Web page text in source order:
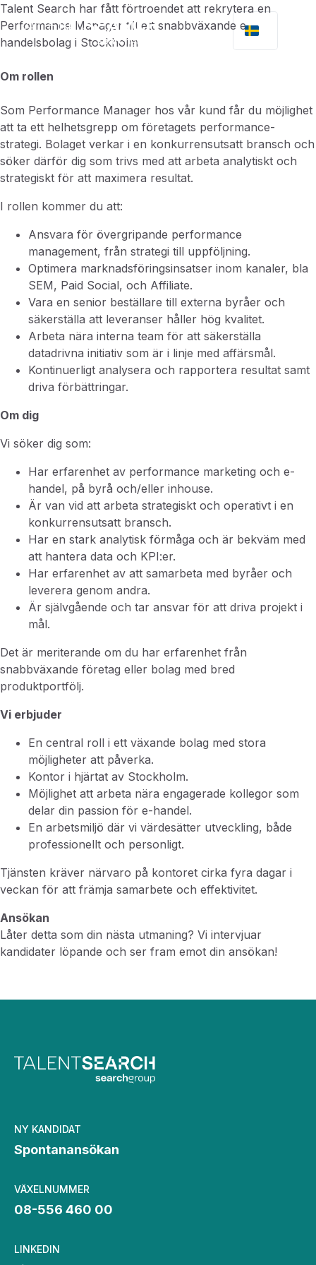
Talent Search har fått förtroendet att rekrytera en
Performance Manager till ett snabbväxande e-
handelsbolag i Stockholm
Om rollen
Som Performance Manager hos vår kund får du möjlighet
att ta ett helhetsgrepp om företagets performance-
strategi. Bolaget verkar i en konkurrensutsatt bransch och
söker därför dig som trivs med att arbeta analytiskt och
strategiskt för att maximera resultat.
I rollen kommer du att:
Ansvara för övergripande performance
management, från strategi till uppföljning.
Optimera marknadsföringsinsatser inom kanaler, bla
SEM, Paid Social, och Affiliate.
Vara en senior beställare till externa byråer och
säkerställa att leveranser håller hög kvalitet.
Arbeta nära interna team för att säkerställa
datadrivna initiativ som är i linje med affärsmål.
Kontinuerligt analysera och rapportera resultat samt
driva förbättringar.
Om dig
Vi söker dig som:
Har erfarenhet av performance marketing och e-
handel, på byrå och/eller inhouse.
Är van vid att arbeta strategiskt och operativt i en
konkurrensutsatt bransch.
Har en stark analytisk förmåga och är bekväm med
att hantera data och KPI:er.
Har erfarenhet av att samarbeta med byråer och
leverera genom andra.
Är självgående och tar ansvar för att driva projekt i
mål.
Det är meriterande om du har erfarenhet från
snabbväxande företag eller bolag med bred
produktportfölj.
Vi erbjuder
En central roll i ett växande bolag med stora
möjligheter att påverka.
Kontor i hjärtat av Stockholm.
Möjlighet att arbeta nära engagerade kollegor som
delar din passion för e-handel.
En arbetsmiljö där vi värdesätter utveckling, både
professionellt och personligt.
Tjänsten kräver närvaro på kontoret cirka fyra dagar i
veckan för att främja samarbete och effektivitet.
Ansökan
Låter detta som din nästa utmaning? Vi intervjuar
kandidater löpande och ser fram emot din ansökan!
NY KANDIDAT
Spontanansökan
VÄXELNUMMER
08-556 460 00
LINKEDIN